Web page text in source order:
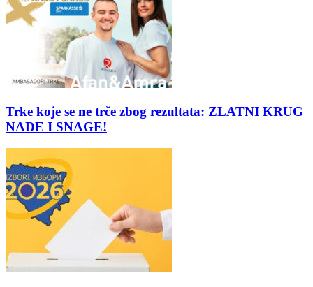
Trke koje se ne trče zbog rezultata: ZLATNI KRUG
NADE I SNAGE!